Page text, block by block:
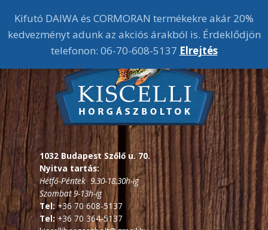
1032 Budapest Szőlő u. 70.
Nyitva tartás:
Hétfő-Péntek 9.30-18.30h-ig
Szombat 9-13h-ig
Tel:+36 70 608-5137
Tel: +36 70 364-5137
Kifutó DAIWA és CORMORAN termékekre akár 20%
kedvezményt adunk az akciós árakból is. Érdeklődjön
telefonon: 06-70-608-5137 Elrejtés